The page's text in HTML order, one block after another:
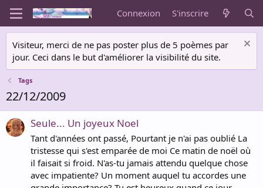
Connexion S'inscrire
Visiteur, merci de ne pas poster plus de 5 poèmes par
jour. Ceci dans le but d'améliorer la visibilité du site.
Tags
22/12/2009
Seule... Un joyeux Noel
Tant d'années ont passé, Pourtant je n'ai pas oublié La
tristesse qui s'est emparée de moi Ce matin de noël où
il faisait si froid. N'as-tu jamais attendu quelque chose
avec impatiente? Un moment auquel tu accordes une